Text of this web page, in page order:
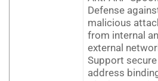
Defense
malicious
from internal
external
Support secure
address